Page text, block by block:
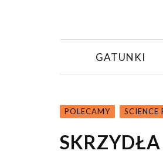
GATUNKI
POLECAMY SCIENCE